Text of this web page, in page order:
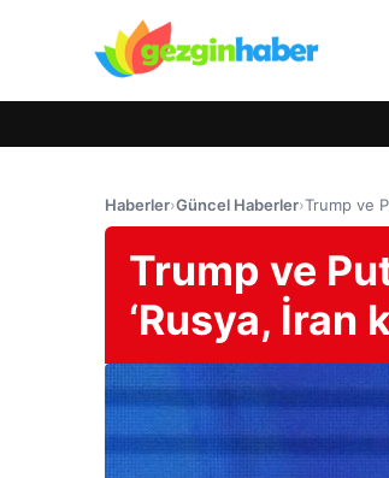
Haberler›Güncel Haberler›Trump ve
Trump ve
‘Rusya,